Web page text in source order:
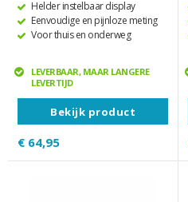
Helder instelbaar display
Eenvoudige en pijnloze meting
Voor thuis en onderweg
LEVERBAAR, MAAR LANGERE
LEVERTIJD
Bekijk product
€ 64,95